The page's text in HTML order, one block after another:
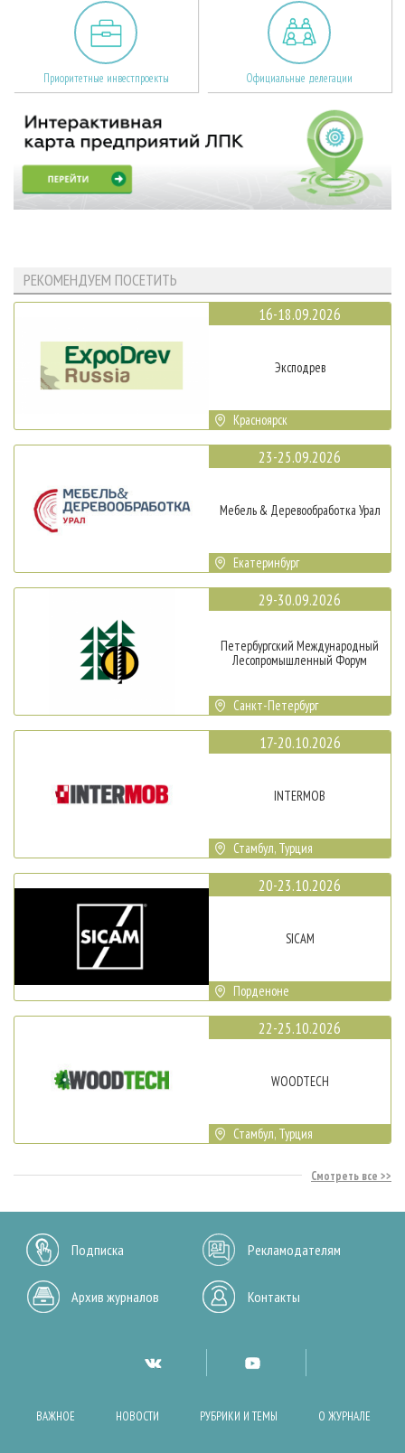
Приоритетные инвестпроекты Официальные делегации
РЕКОМЕНДУЕМ ПОСЕТИТЬ
16-18.09.2026
Эксподрев
Красноярск
23-25.09.2026
Мебель & Деревообработка Урал
Екатеринбург
29-30.09.2026
Петербургский Международный
Лесопромышленный Форум
Санкт-Петербург
17-20.10.2026
INTERMOB
Стамбул, Турция
20-23.10.2026
SICAM
Порденоне
22-25.10.2026
WOODTECH
Стамбул, Турция
Смотреть все
Подписка Рекламодателям
Архив журналов Контакты
ВАЖНОЕ НОВОСТИ РУБРИКИ И ТЕМЫ О ЖУРНАЛЕ